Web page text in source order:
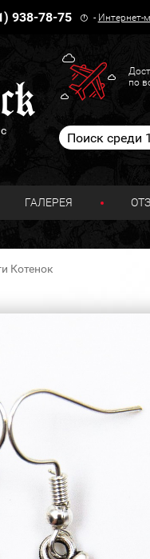
938-78-75 - Интернет-
по
ГАЛЕРЕЯ
Котенок